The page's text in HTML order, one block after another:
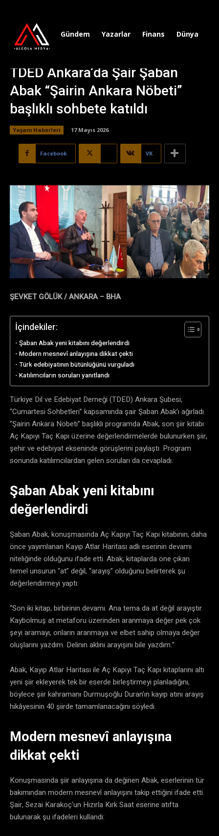
Gündem Yazarlar Finans Dünya
TDED Ankara’da Şair Şaban
Abak “Şairin Ankara Nöbeti”
başlıklı sohbete katıldı
Yaşam Haberleri 17 Mayıs 2026
Facebook VK
ŞEVKET GÖLÜK / ANKARA – BHA
İçindekiler:
Şaban Abak yeni kitabını değerlendirdi
Modern mesnevî anlayışına dikkat çekti
Türk edebiyatının bütünlüğünü vurguladı
Katılımcıların soruları yanıtlandı
Türkiye Dil ve Edebiyat Derneği (TDED) Ankara Şubesi,
“Cumartesi Sohbetleri” kapsamında şair Şaban Abak’ı ağırladı.
“Şairin Ankara Nöbeti” başlıklı programda Abak, son şiir kitabı
Aç Kapıyı Taç Kapı üzerine değerlendirmelerde bulunurken şiir,
şehir ve edebiyat ekseninde görüşlerini paylaştı. Program
sonunda katılımcılardan gelen soruları da cevapladı.
Şaban Abak yeni kitabını
değerlendirdi
Şaban Abak, konuşmasında Aç Kapıyı Taç Kapı kitabının, daha
önce yayımlanan Kayıp Atlar Haritası adlı eserinin devamı
niteliğinde olduğunu ifade etti. Abak, kitaplarda öne çıkan
temel unsurun “at” değil, “arayış” olduğunu belirterek şu
değerlendirmeyi yaptı:
“Son iki kitap, birbirinin devamı. Ana tema da at değil arayıştır.
Kaybolmuş at metaforu üzerinden aranmaya değer pek çok
şeyi aramayı, onların aranmaya ve elbet sahip olmaya değer
oluşlarını yazdım. Delinin aklını arayışını bile yazdım.”
Abak, Kayıp Atlar Haritası ile Aç Kapıyı Taç Kapı kitaplarını altı
yeni şiir ekleyerek tek bir eserde birleştirmeyi planladığını,
böylece şiir kahramanı Durmuşoğlu Duran’ın kayıp atını arayış
hikâyesinin 40 şiirde tamamlanacağını söyledi.
Modern mesnevî anlayışına
dikkat çekti
Konuşmasında şiir anlayışına da değinen Abak, eserlerinin tür
bakımından modern mesnevî anlayışını takip ettiğini ifade etti.
Şair, Sezai Karakoç’un Hızırla Kırk Saat eserine atıfta
bulunarak şu ifadeleri kullandı: